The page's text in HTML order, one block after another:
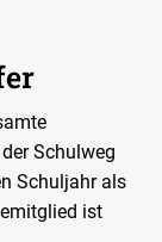
Schulweg
Schuljahr als
ist